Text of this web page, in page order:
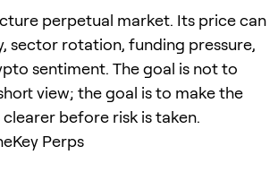
perpetual market. Its price can
sector rotation, funding pressure,
sentiment. The goal is not to
view; the goal is to make the
before risk is taken.
Perps